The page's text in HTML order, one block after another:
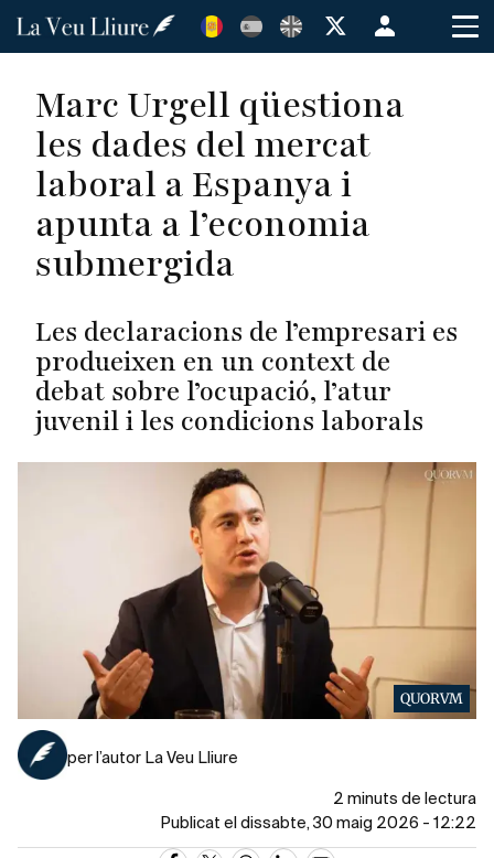
Vés
Menú
de
de
Marc Urgell qüestiona
les dades del mercat
laboral a Espanya i
apunta a l’economia
submergida
Les declaracions de l’empresari es
produeixen en un context de
debat sobre l’ocupació, l’atur
juvenil i les condicions laborals
QUORVM
per l’autor La Veu Lliure
2 minuts de lectura
Publicat el dissabte, 30 maig 2026 - 12:22